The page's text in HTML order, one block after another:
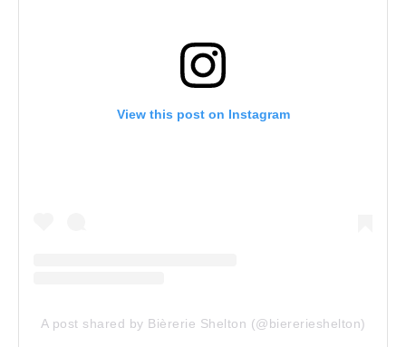
View this post on Instagram
A post shared by Bièrerie Shelton (@biererieshelton)